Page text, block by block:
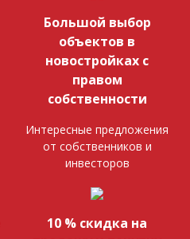
Большой выбор
объектов в
новостройках с
правом
собственности
Интересные предложения
от собственников и
инвесторов
10 % скидка на